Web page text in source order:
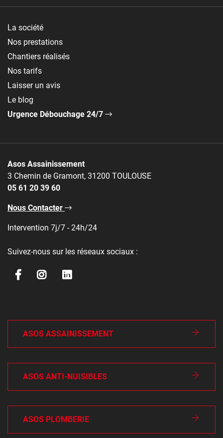
La société
Nos prestations
Chantiers réalisés
Nos tarifs
Laisser un avis
Le blog
Urgence Débouchage 24/7
Asos Assainissement
3 Chemin de Gramont, 31200 TOULOUSE
05 61 20 39 60
Nous Contacter
Intervention 7j/7 - 24h/24
Suivez-nous sur les réseaux sociaux :
ASOS ASSAINISSEMENT
ASOS ANTI-NUISIBLES
ASOS PLOMBERIE